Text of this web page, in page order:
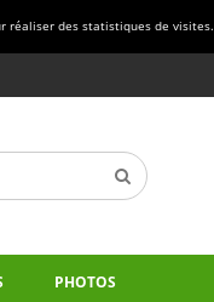
réaliser des statistiques de visites.
PHOTOS